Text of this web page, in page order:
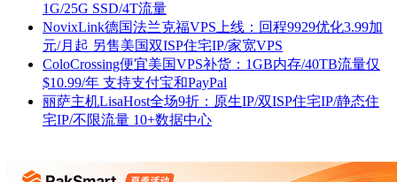
1G/25G SSD/4T流量
NovixLink德国法兰克福VPS上线：回程9929优化3.99加
元/月起 另售美国双ISP住宅IP/家宽VPS
ColoCrossing便宜美国VPS补货：1GB内存/40TB流量仅
$10.99/年 支持支付宝和PayPal
丽萨主机LisaHost全场9折：原生IP/双ISP住宅IP/静态住
宅IP/不限流量 10+数据中心